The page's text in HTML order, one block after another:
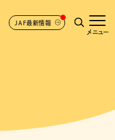
JAF最新情報
メニュー